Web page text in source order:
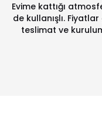
Evime kattığı
de kullanışlı.
teslimat ve